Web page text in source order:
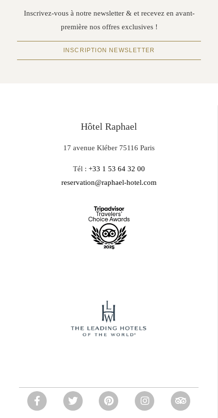
Inscrivez-vous à notre newsletter & et recevez en avant-
première nos offres exclusives !
INSCRIPTION NEWSLETTER
Hôtel Raphael
17 avenue Kléber 75116 Paris
Tél : +33 1 53 64 32 00
reservation@raphael-hotel.com